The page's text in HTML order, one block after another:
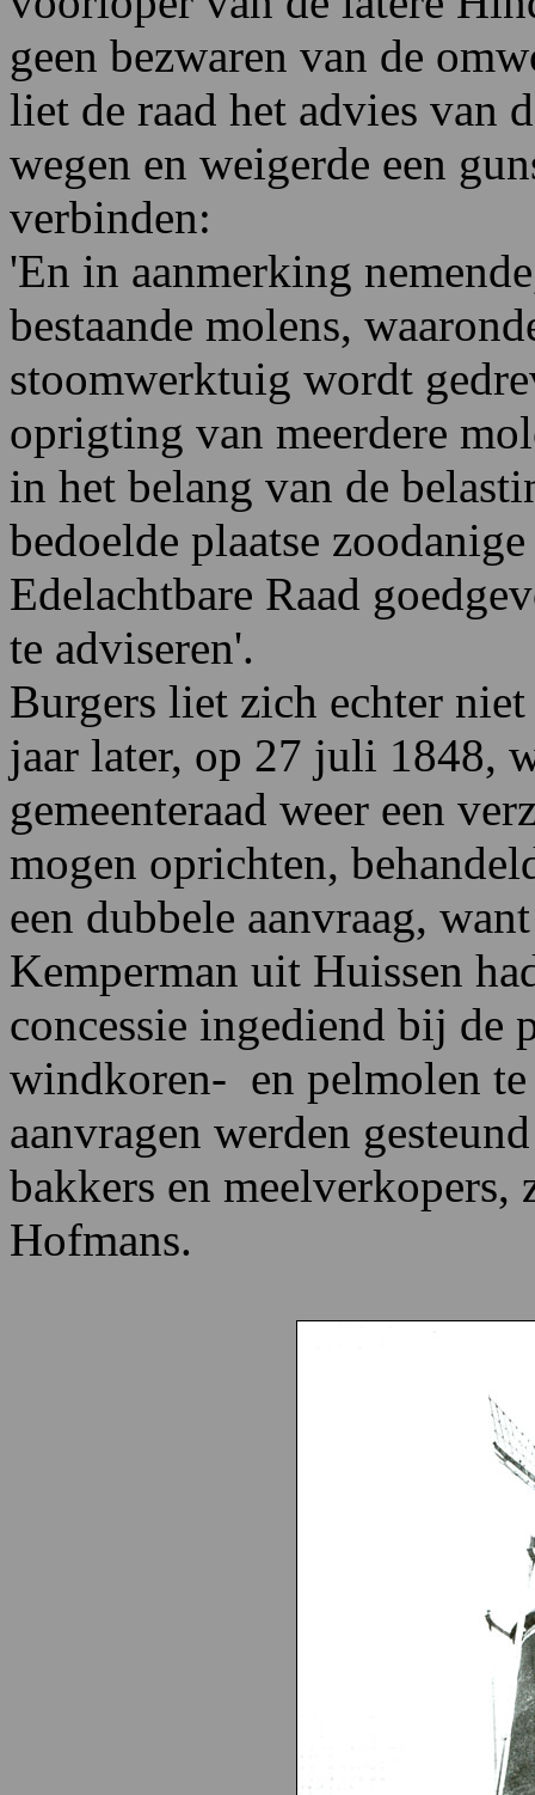
geen bezwaren van de
liet de raad het advies van
wegen en weigerde een
verbinden:
'En in aanmerking
bestaande molens,
stoomwerktuig wordt
oprigting van meerdere
in het belang van de
bedoelde plaatse
Edelachtbare Raad
te adviseren'.
Burgers liet zich echter
jaar later, op 27 juli 1848,
gemeenteraad weer een
mogen oprichten,
een dubbele aanvraag,
Kemperman uit Huissen
concessie ingediend bij de
windkoren- en pelmolen
aanvragen werden
bakkers en
Hofmans.